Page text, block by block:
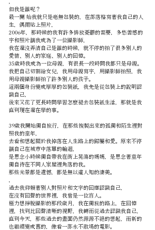
但我是誰呢？
最一開 始我就只是毫無包裝的，在部落格寫著我自己的人
生，偶爾貼上照片，
2006年，那時候的我有許多排放憂鬱的需要，多愁善感的
字和照片讓我成為了一位攝影師，
我在還沒弄清自己是誰的時候，就不停的拍了很多別人的
愛情、別人的家庭、別人的回憶。
35歲時我成為一位母親，有很長一段時間我都只是母親。
我把自己切割給女兒，我用母親寫字，用攝影師拍照，我
用母親攝影師拍了許多別人的孩子。
這兩個身份變成厚厚的包裝紙，我先是從包裝上的說明認
識自己，
後來又花了更長時間學習怎麼褪去包裝紙生活，那就是我
直到現在還在學的事。
39歲我開始獨自旅行，在那些複製出來的孤獨和陌生裡對
照我的童年，
去看和想起關於我掉落在人生路上的歸屬和愛。原來不停
讓自己在城市中落單的輪迴，
是思念小時候獨自帶我在街上晃蕩的媽媽，是思念著童年
獨自待在不同人家屋裡角落的我。
那些光景都是遺憾，都是無以道人知的淒美。
過去我仰賴著別人對照片和文字的回應認識自己，
在沒有回聲的世界裡，我曾是一位盲人。
極力想掙脫攝影的那段歲月，我在獨旅的路上，在回憶
裡，找到比回聲清晰的視野，我轉而從過去認識我自己，
直到今天，那些過去的畫面仍然源源不絕的想起，而新的
也繼續變成舊的，像看一部永不散場的電影。